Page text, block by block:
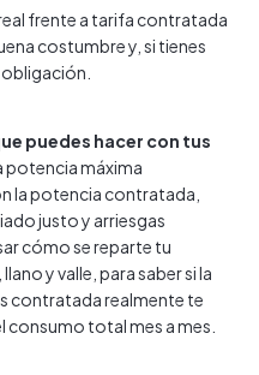
frente a tarifa contratada
costumbre y, si tienes
puedes hacer con tus
potencia máxima
la potencia contratada,
justo y arriesgas
cómo se reparte tu
y valle, para saber si la
contratada realmente te
consumo total mes a mes.